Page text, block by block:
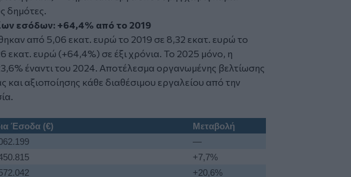
δημότες.
εσόδων: +64,4% από το 2019
από 5,06 εκατ. ευρώ το 2019 σε 8,32 εκατ. ευρώ το
εκατ. ευρώ (+64,4%) σε έξι χρόνια. Το 2025 μόνο, η
έναντι του 2024. Αποτέλεσμα οργανωμένης βελτίωσης
και αξιοποίησης κάθε διαθέσιμου εργαλείου από την
Έσοδα (€)
Μεταβολή
—
+7,7%
+20,6%